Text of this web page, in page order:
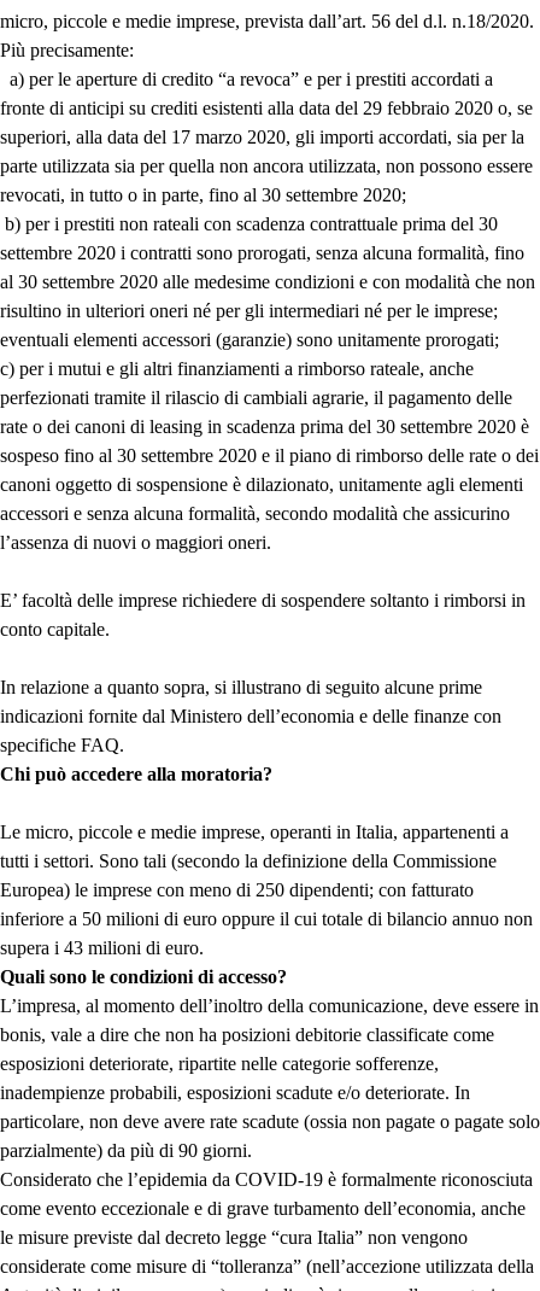
micro, piccole e medie imprese, prevista dall’art. 56 del d.l. n.18/2020.
Più precisamente:
a) per le aperture di credito “a revoca” e per i prestiti accordati a
fronte di anticipi su crediti esistenti alla data del 29 febbraio 2020 o, se
superiori, alla data del 17 marzo 2020, gli importi accordati, sia per la
parte utilizzata sia per quella non ancora utilizzata, non possono essere
revocati, in tutto o in parte, fino al 30 settembre 2020;
b) per i prestiti non rateali con scadenza contrattuale prima del 30
settembre 2020 i contratti sono prorogati, senza alcuna formalità, fino
al 30 settembre 2020 alle medesime condizioni e con modalità che non
risultino in ulteriori oneri né per gli intermediari né per le imprese;
eventuali elementi accessori (garanzie) sono unitamente prorogati;
c) per i mutui e gli altri finanziamenti a rimborso rateale, anche
perfezionati tramite il rilascio di cambiali agrarie, il pagamento delle
rate o dei canoni di leasing in scadenza prima del 30 settembre 2020 è
sospeso fino al 30 settembre 2020 e il piano di rimborso delle rate o dei
canoni oggetto di sospensione è dilazionato, unitamente agli elementi
accessori e senza alcuna formalità, secondo modalità che assicurino
l’assenza di nuovi o maggiori oneri.
E’ facoltà delle imprese richiedere di sospendere soltanto i rimborsi in
conto capitale.
In relazione a quanto sopra, si illustrano di seguito alcune prime
indicazioni fornite dal Ministero dell’economia e delle finanze con
specifiche FAQ.
Chi può accedere alla moratoria?
Le micro, piccole e medie imprese, operanti in Italia, appartenenti a
tutti i settori. Sono tali (secondo la definizione della Commissione
Europea) le imprese con meno di 250 dipendenti; con fatturato
inferiore a 50 milioni di euro oppure il cui totale di bilancio annuo non
supera i 43 milioni di euro.
Quali sono le condizioni di accesso?
L’impresa, al momento dell’inoltro della comunicazione, deve essere in
bonis, vale a dire che non ha posizioni debitorie classificate come
esposizioni deteriorate, ripartite nelle categorie sofferenze,
inadempienze probabili, esposizioni scadute e/o deteriorate. In
particolare, non deve avere rate scadute (ossia non pagate o pagate solo
parzialmente) da più di 90 giorni.
Considerato che l’epidemia da COVID-19 è formalmente riconosciuta
come evento eccezionale e di grave turbamento dell’economia, anche
le misure previste dal decreto legge “cura Italia” non vengono
considerate come misure di “tolleranza” (nell’accezione utilizzata della